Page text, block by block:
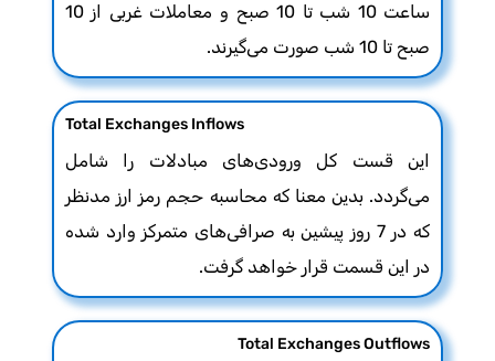
ساعت 10 شب تا 10 صبح و معاملات غربی از 10
صبح تا 10 شب صورت می‌گیرند.
Total Exchanges Inflows
این قست کل ورودی‌های مبادلات را شامل
می‌گردد. بدین معنا که محاسبه حجم رمز ارز مدنظر
که در 7 روز پیشین به صرافی‌های متمرکز وارد شده
در این قسمت قرار خواهد گرفت.
Total Exchanges Outflows